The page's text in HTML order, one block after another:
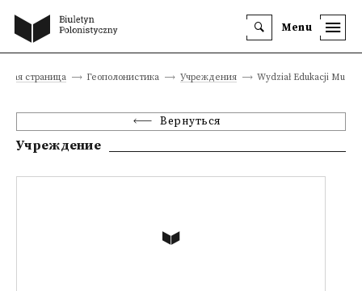
Menu
страница Геополонистика Учреждения Wydział Edukacji
Вернуться
Учреждение